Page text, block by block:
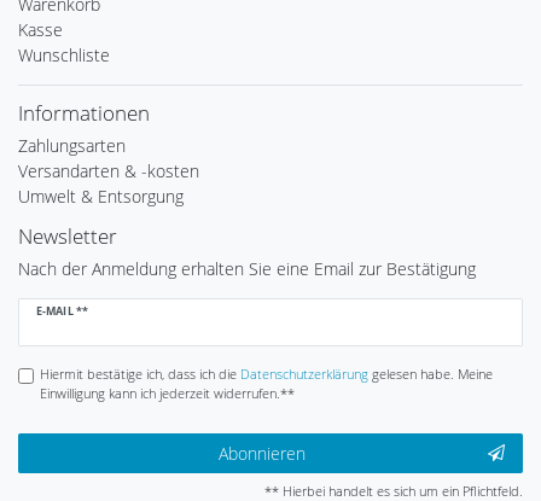
Kasse
Wunschliste
Informationen
Zahlungsarten
Versandarten & -kosten
Umwelt & Entsorgung
Newsletter
Nach der Anmeldung erhalten Sie eine Email zur Bestätigung
E-MAIL **
Newsletter
Hiermit bestätige ich, dass ich die Daten­schutz­erklärunggelesen habe. Meine
Einwilligung kann ich jederzeit widerrufen.**
Abonnieren
** Hierbei handelt es sich um ein Pflichtfeld.